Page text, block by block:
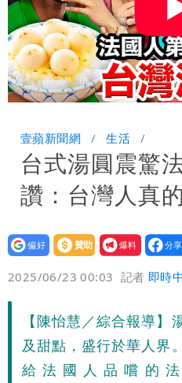
壹蘋新聞網 生活
台式湯圓震驚
讚：台灣人真
設為
贊助
我要
爆料
2025/06/23 00:03 記者 即時
【陳怡慧／綜合報導】
及甜點，盛行於華人界
給法國人品嚐的法